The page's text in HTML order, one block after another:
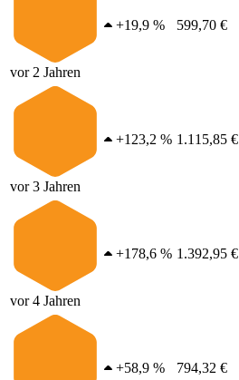
vor 2 Jahren
+19,9 % 599,70 €
vor 3 Jahren
+123,2 % 1.115,85 €
vor 4 Jahren
+178,6 % 1.392,95 €
+58,9 % 794,32 €